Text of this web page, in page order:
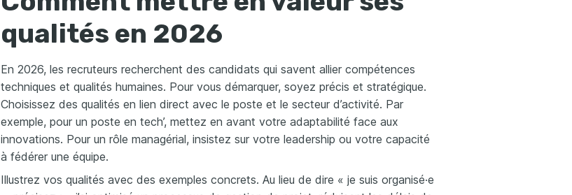
qualités en 2026
En 2026, les recruteurs recherchent des candidats qui savent allier compétences
techniques et qualités humaines. Pour vous démarquer, soyez précis et stratégique.
Choisissez des qualités en lien direct avec le poste et le secteur d’activité. Par
exemple, pour un poste en tech’, mettez en avant votre adaptabilité face aux
innovations. Pour un rôle managérial, insistez sur votre leadership ou votre capacité
à fédérer une équipe.
Illustrez vos qualités avec des exemples concrets. Au lieu de dire « je suis organisé·e